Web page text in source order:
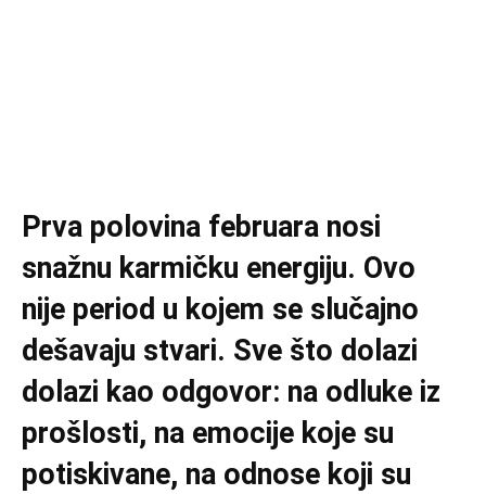
Prva polovina februara nosi
snažnu karmičku energiju. Ovo
nije period u kojem se slučajno
dešavaju stvari. Sve što dolazi
dolazi kao odgovor: na odluke iz
prošlosti, na emocije koje su
potiskivane, na odnose koji su